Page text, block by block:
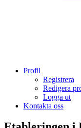
Profil
Registrera
Redigera
Logga ut
Kontakta oss